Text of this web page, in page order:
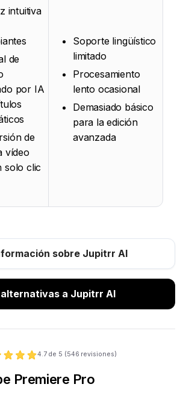
intuitiva
de
por IA
de
vídeo
solo clic
Soporte lingüístico
limitado
Procesamiento
lento ocasional
Demasiado básico
para la edición
avanzada
sobre Jupitrr AI
a Jupitrr AI
4.7 de 5 (546 revisiones)
Premiere Pro